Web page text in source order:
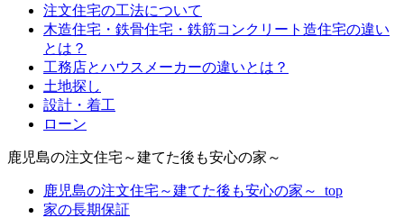
注文住宅の工法について
木造住宅・鉄骨住宅・鉄筋コンクリート造住宅の違い
とは？
工務店とハウスメーカーの違いとは？
土地探し
設計・着工
ローン
鹿児島の注文住宅～建てた後も安心の家～
鹿児島の注文住宅～建てた後も安心の家～_top
家の長期保証